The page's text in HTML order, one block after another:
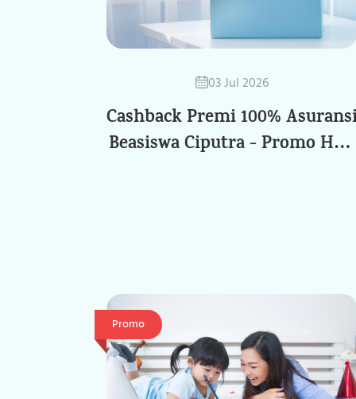
03 Jul 2026
Cashback Premi 100%
Beasiswa Ciputra - Promo Hari
Promo